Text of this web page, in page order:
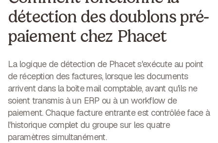
détection des doublons pré-
paiement chez Phacet
La logique de détection de Phacet s'exécute au point
de réception des factures, lorsque les documents
arrivent dans la boîte mail comptable, avant qu'ils ne
soient transmis à un ERP ou à un workflow de
paiement. Chaque facture entrante est contrôlée face à
l'historique complet du groupe sur les quatre
paramètres simultanément.